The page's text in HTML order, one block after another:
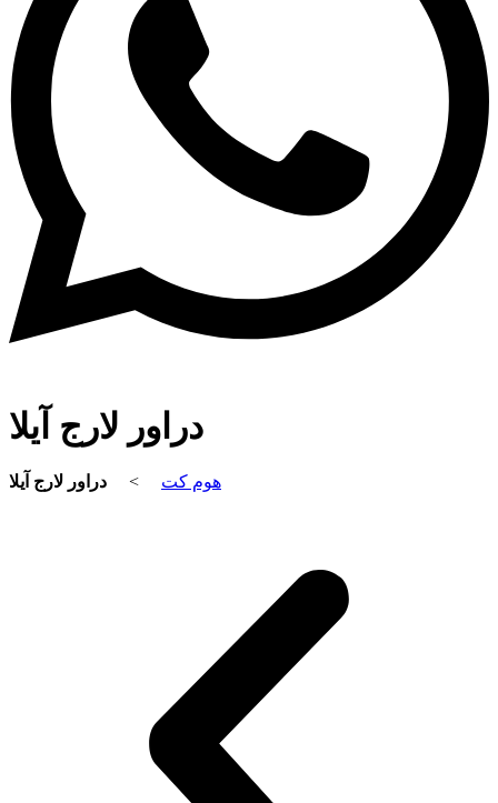
دراور لارج آیلا
هوم کت > دراور لارج آیلا